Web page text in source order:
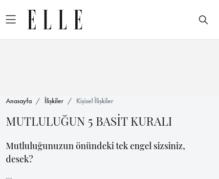
Anasayfa İlişkiler Kişisel İlişkiler
MUTLULUĞUN 5 BASİT KURALI
Mutluluğunuzun önündeki tek engel sizsiniz,
desek?